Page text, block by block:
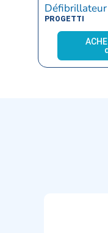
Défibrillateur
PROGETTI